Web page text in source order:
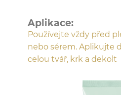
Aplikace:
Používejte vždy před
nebo sérem. Aplikujte
celou tvář, krk a dekolt